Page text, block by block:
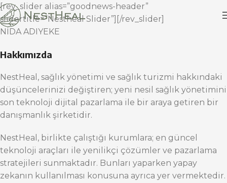
[rev_slider alias=”goodnews-header”
slidertitle=”Nestheal Slider”][/rev_slider]
NİDA ADIYEKE
Hakkımızda
NestHeal, sağlık yönetimi ve sağlık turizmi hakkındaki
düşüncelerinizi değiştiren; yeni nesil sağlık yönetimini
son teknoloji dijital pazarlama ile bir araya getiren bir
danışmanlık şirketidir.
NestHeal, birlikte çalıştığı kurumlara; en güncel
teknoloji araçları ile yenilikçi çözümler ve pazarlama
stratejileri sunmaktadır. Bunları yaparken yapay
zekanın kullanılması konusuna ayrıca yer vermektedir.